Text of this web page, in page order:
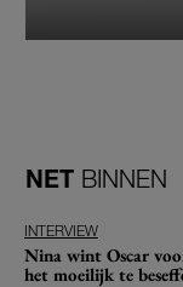
NET BINNEN
INTERVIEW
Nina wint Oscar
het moeilijk te